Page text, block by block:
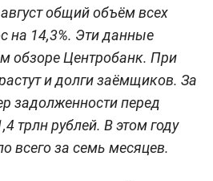
общий объём всех
на 14,3%. Эти данные
обзоре Центробанк. При
и долги заёмщиков. За
задолженности перед
трлн рублей. В этом году
всего за семь месяцев.